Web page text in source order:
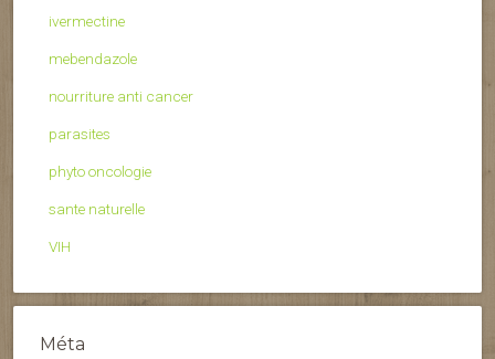
ivermectine
mebendazole
nourriture anti cancer
parasites
phyto oncologie
sante naturelle
VIH
Méta